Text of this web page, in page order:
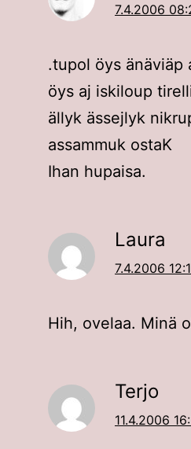
7.4.2006
.tupol öys änäviäp
öys aj iskiloup
ällyk ässejlyk
assammuk ostaK
Ihan hupaisa.
Laura
7.4.2006
Hih, ovelaa. Minä
Terjo
11.4.2006